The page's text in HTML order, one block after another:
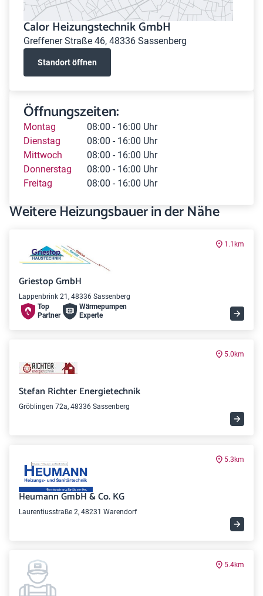
Calor Heizungstechnik GmbH
Greffener Straße 46, 48336 Sassenberg
Standort öffnen
Öffnungszeiten:
Montag
08:00 - 16:00 Uhr
Dienstag
08:00 - 16:00 Uhr
Mittwoch
08:00 - 16:00 Uhr
Donnerstag
08:00 - 16:00 Uhr
Freitag
08:00 - 16:00 Uhr
Weitere Heizungsbauer in der Nähe
1.1km
Griestop GmbH
Lappenbrink 21, 48336 Sassenberg
Top
Partner
Wärme­pumpen
Experte
5.0km
Stefan Richter Energietechnik
Gröblingen 72a, 48336 Sassenberg
5.3km
Heumann GmbH & Co. KG
Laurentiusstraße 2, 48231 Warendorf
5.4km